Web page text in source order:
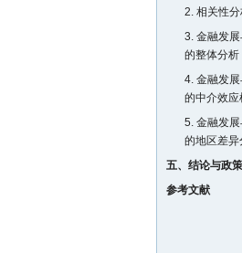
2. 相关性
3. 金融发
的整体分析
4. 金融发
的中介效应
5. 金融发
的地区差异
五、结论与政
参考文献